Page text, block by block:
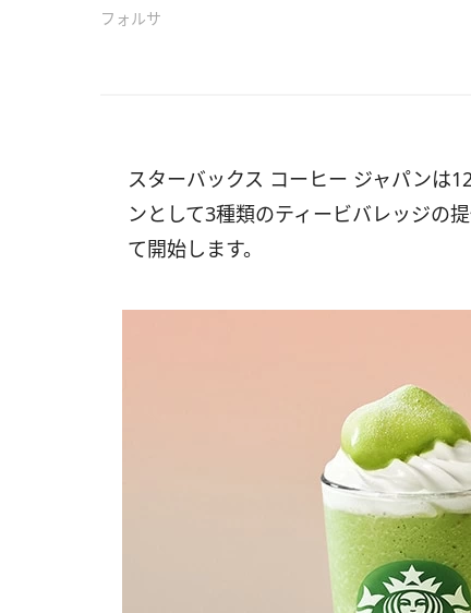
フォルサ
スターバックス コーヒー ジャパンは
ンとして3種類のティービバレッジの
て開始します。